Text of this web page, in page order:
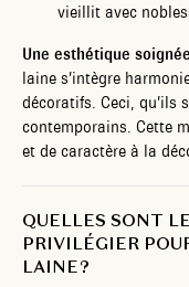
vieillit avec
Une esthétique soignée
laine s’intègre
décoratifs. Ceci, qu’ils
contemporains. Cette
et de caractère à la
QUELLES SONT
PRIVILÉGIER
LAINE ?